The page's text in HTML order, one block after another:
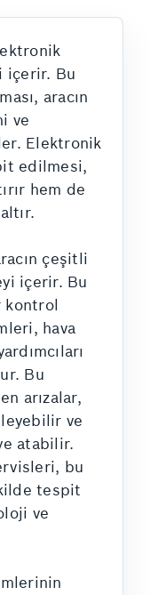
içerir. Bu
aracın
ve
Elektronik
edilmesi,
hem de
çeşitli
içerir. Bu
kontrol
hava
Bu
arızalar,
ve
atabilir.
bu
tespit
ve